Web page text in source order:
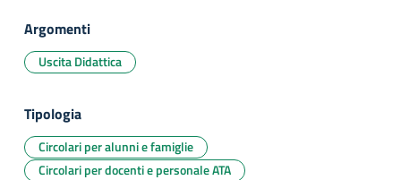
Argomenti
Uscita Didattica
Tipologia
Circolari per alunni e famiglie
Circolari per docenti e personale ATA